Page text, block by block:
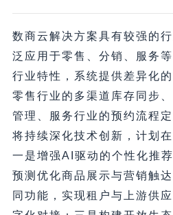
数商云解决方案具有较强的
泛应用于零售、分销、服务
行业特性，系统提供差异化
零售行业的多渠道库存同步
管理、服务行业的预约流程
将持续深化技术创新，计划
一是增强AI驱动的个性化推
预测优化商品展示与营销触
同功能，实现租户与上游供